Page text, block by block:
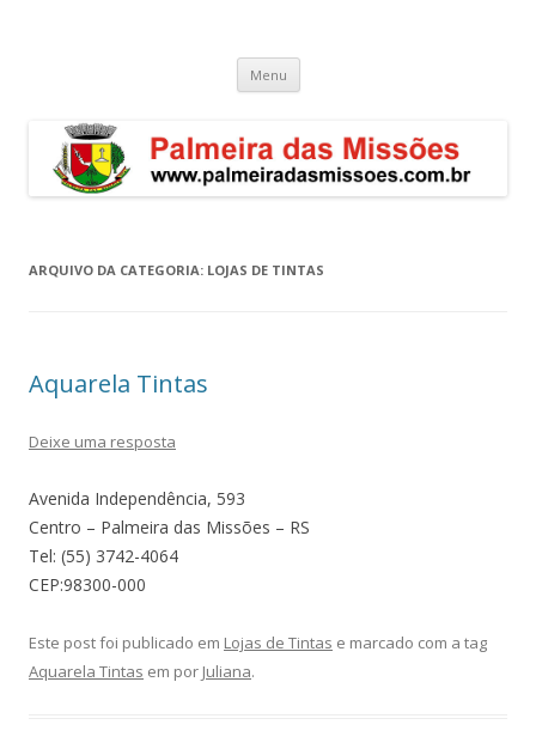
Menu Pular
o
ARQUIVO DA CATEGORIA: LOJAS DE TINTAS
Aquarela Tintas
Deixe uma resposta
Avenida Independência, 593
Centro – Palmeira das Missões – RS
Tel: (55) 3742-4064
CEP:98300-000
Este post foi publicado em Lojas de Tintas e marcado com a tag
Aquarela Tintas em por Juliana.